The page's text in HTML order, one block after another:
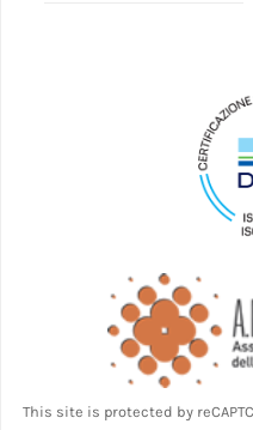
This site is protected by